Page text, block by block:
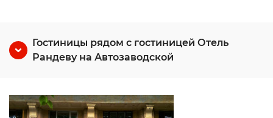
Гостиницы рядом с гостиницей Отель
Рандеву на Автозаводской